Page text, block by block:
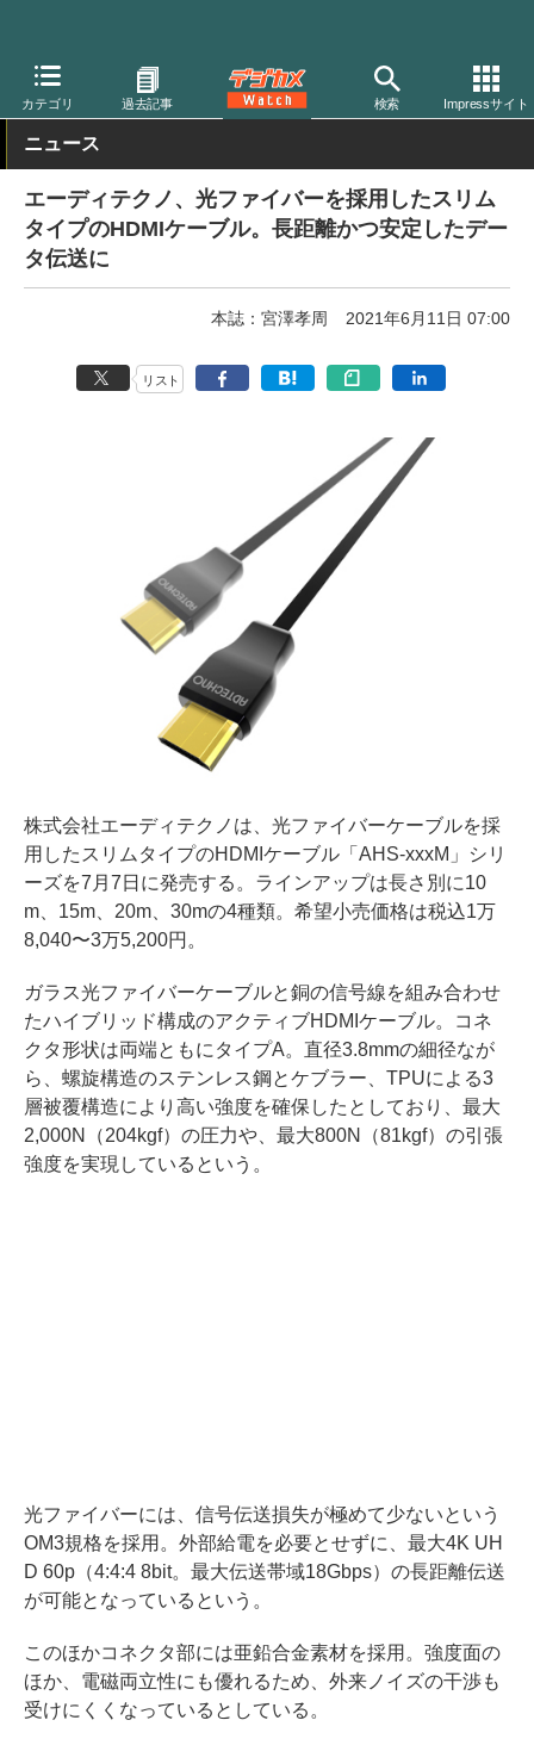
カテゴリ 過去記事 検索 Impressサイト
デジカメ Watch PC/モバイル関連
ニュース
エーディテクノ、光ファイバーを採用したスリム
タイプのHDMIケーブル。長距離かつ安定したデー
タ伝送に
本誌：宮澤孝周 2021年6月11日 07:00
リスト
株式会社エーディテクノは、光ファイバーケーブルを採
用したスリムタイプのHDMIケーブル「AHS-xxxM」シリ
ーズを7月7日に発売する。ラインアップは長さ別に10
m、15m、20m、30mの4種類。希望小売価格は税込1万
8,040〜3万5,200円。
ガラス光ファイバーケーブルと銅の信号線を組み合わせ
たハイブリッド構成のアクティブHDMIケーブル。コネ
クタ形状は両端ともにタイプA。直径3.8mmの細径なが
ら、螺旋構造のステンレス鋼とケブラー、TPUによる3
層被覆構造により高い強度を確保したとしており、最大
2,000N（204kgf）の圧力や、最大800N（81kgf）の引張
強度を実現しているという。
光ファイバーには、信号伝送損失が極めて少ないという
OM3規格を採用。外部給電を必要とせずに、最大4K UH
D 60p（4:4:4 8bit。最大伝送帯域18Gbps）の長距離伝送
が可能となっているという。
このほかコネクタ部には亜鉛合金素材を採用。強度面の
ほか、電磁両立性にも優れるため、外来ノイズの干渉も
受けにくくなっているとしている。